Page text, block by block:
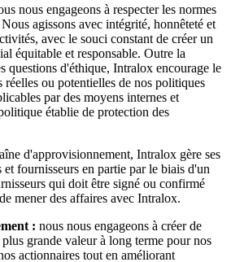
nous engageons à respecter les normes
agissons avec intégrité, honnêteté et
avec le souci constant de créer un
équitable et responsable. Outre la
questions d'éthique, Intralox encourage le
ou potentielles de nos politiques
par des moyens internes et
établie de protection des
d'approvisionnement, Intralox gère ses
et fournisseurs en partie par le biais d'un
qui doit être signé ou confirmé
mener des affaires avec Intralox.
: nous nous engageons à créer de
grande valeur à long terme pour nos
actionnaires tout en améliorant